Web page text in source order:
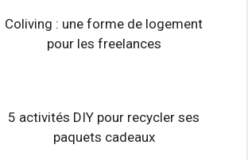
Coliving : une forme de logement
pour les freelances
5 activités DIY pour recycler ses
paquets cadeaux